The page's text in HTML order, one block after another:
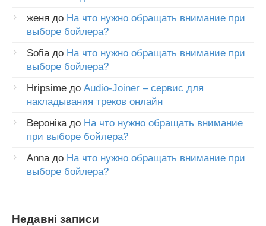
женя до На что нужно обращать внимание при
выборе бойлера?
Sofia до На что нужно обращать внимание при
выборе бойлера?
Hripsime до Audio-Joiner – сервис для
накладывания треков онлайн
Вероніка до На что нужно обращать внимание
при выборе бойлера?
Anna до На что нужно обращать внимание при
выборе бойлера?
Недавні записи